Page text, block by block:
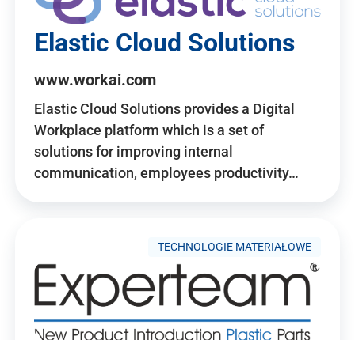
Elastic Cloud Solutions
www.workai.com
Elastic Cloud Solutions provides a Digital
Workplace platform which is a set of
solutions for improving internal
communication, employees productivity…
TECHNOLOGIE MATERIAŁOWE